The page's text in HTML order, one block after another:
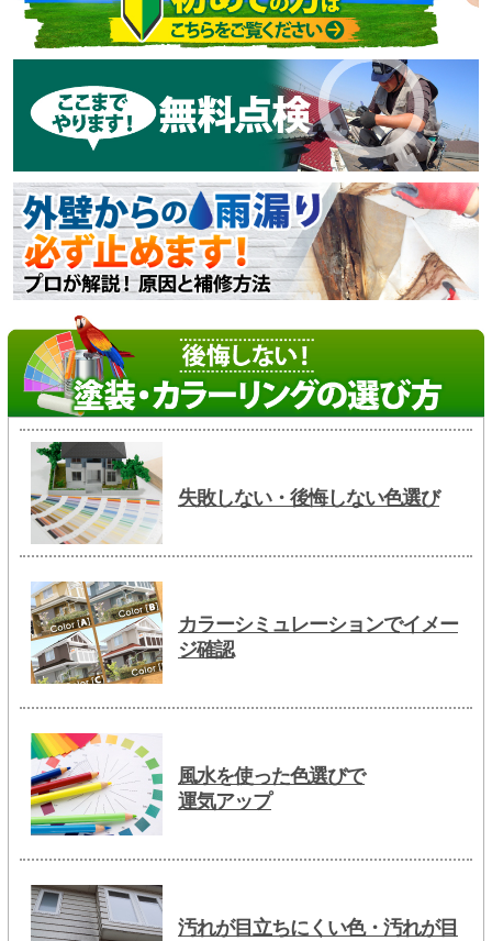
失敗しない・後悔しない色選び
カラーシミュレーションでイメー
ジ確認
風水を使った色選びで
運気アップ
汚れが目立ちにくい色・汚れが目